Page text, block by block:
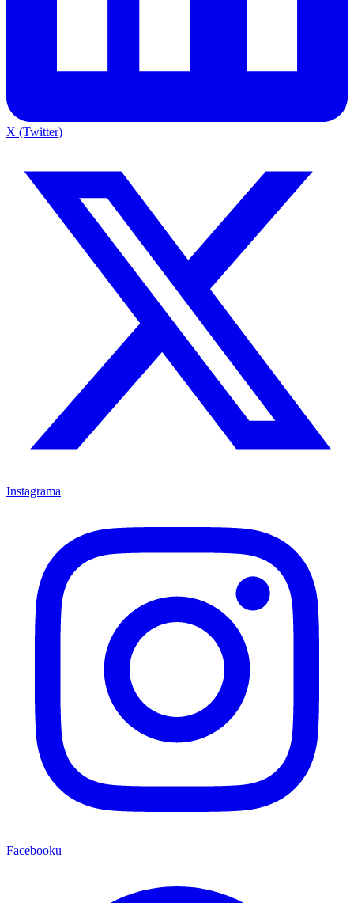
X (Twitter)
Instagrama
Facebooku